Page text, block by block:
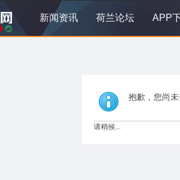
新闻资讯 荷兰论坛 APP
抱歉，您尚
请稍候...